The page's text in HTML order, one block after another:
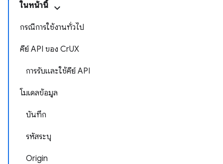
ในหน้านี้
กรณีการใช้งานทั่วไป
คีย์ API ของ CrUX
การรับและใช้คีย์ API
โมเดลข้อมูล
บันทึก
รหัสระบุ
Origin